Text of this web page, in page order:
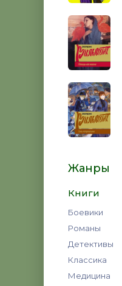
Жанры
Книги
Боевики
Романы
Детективы
Классика
Медицина